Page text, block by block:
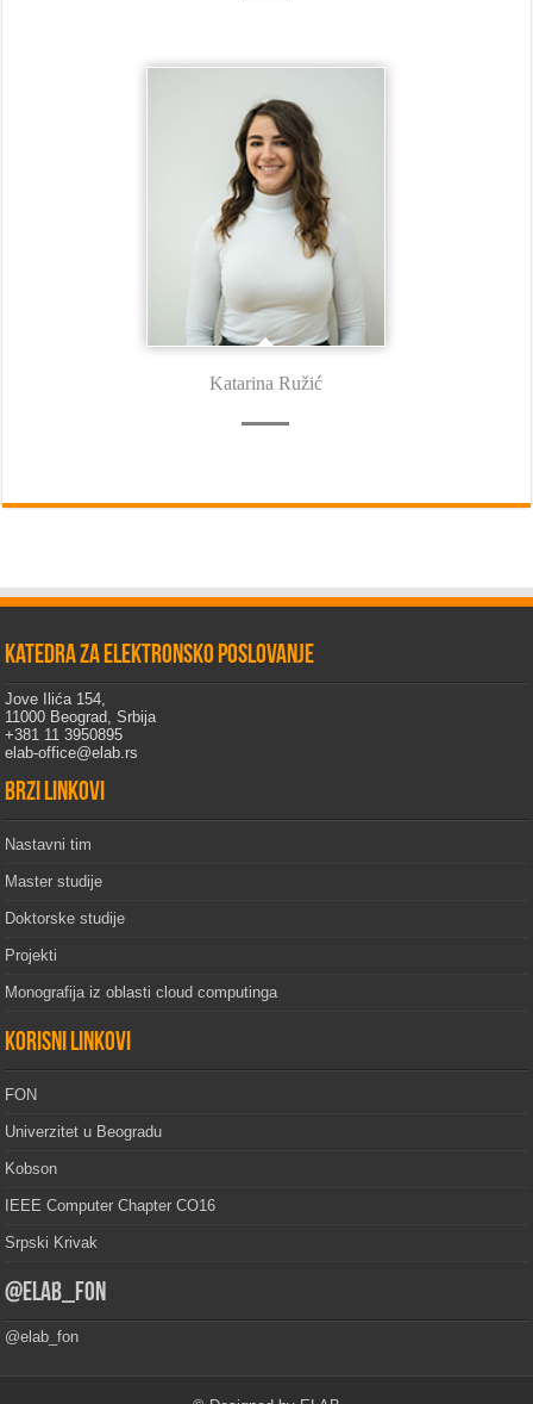
Katarina Ružić
Katedra za elektronsko poslovanje
Jove Ilića 154,
11000 Beograd, Srbija
+381 11 3950895
elab-office@elab.rs
Brzi linkovi
Nastavni tim
Master studije
Doktorske studije
Projekti
Monografija iz oblasti cloud computinga
Korisni linkovi
FON
Univerzitet u Beogradu
Kobson
IEEE Computer Chapter CO16
Srpski Krivak
@elab_fon
@elab_fon